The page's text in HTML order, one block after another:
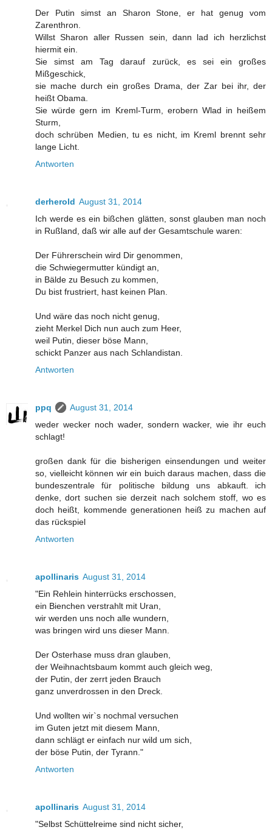
Der Putin simst an Sharon Stone, er hat genug vom
Zarenthron.
Willst Sharon aller Russen sein, dann lad ich herzlichst
hiermit ein.
Sie simst am Tag darauf zurück, es sei ein großes
Mißgeschick,
sie mache durch ein großes Drama, der Zar bei ihr, der
heißt Obama.
Sie würde gern im Kreml-Turm, erobern Wlad in heißem
Sturm,
doch schrüben Medien, tu es nicht, im Kreml brennt sehr
lange Licht.
Antworten
derherold August 31, 2014
Ich werde es ein bißchen glätten, sonst glauben man noch
in Rußland, daß wir alle auf der Gesamtschule waren:
Der Führerschein wird Dir genommen,
die Schwiegermutter kündigt an,
in Bälde zu Besuch zu kommen,
Du bist frustriert, hast keinen Plan.
Und wäre das noch nicht genug,
zieht Merkel Dich nun auch zum Heer,
weil Putin, dieser böse Mann,
schickt Panzer aus nach Schlandistan.
Antworten
ppq
August 31, 2014
weder wecker noch wader, sondern wacker, wie ihr euch
schlagt!
großen dank für die bisherigen einsendungen und weiter
so, vielleicht können wir ein buich daraus machen, dass die
bundeszentrale für politische bildung uns abkauft. ich
denke, dort suchen sie derzeit nach solchem stoff, wo es
doch heißt, kommende generationen heiß zu machen auf
das rückspiel
Antworten
apollinaris August 31, 2014
"Ein Rehlein hinterrücks erschossen,
ein Bienchen verstrahlt mit Uran,
wir werden uns noch alle wundern,
was bringen wird uns dieser Mann.
Der Osterhase muss dran glauben,
der Weihnachtsbaum kommt auch gleich weg,
der Putin, der zerrt jeden Brauch
ganz unverdrossen in den Dreck.
Und wollten wir`s nochmal versuchen
im Guten jetzt mit diesem Mann,
dann schlägt er einfach nur wild um sich,
der böse Putin, der Tyrann."
Antworten
apollinaris August 31, 2014
"Selbst Schüttelreime sind nicht sicher,